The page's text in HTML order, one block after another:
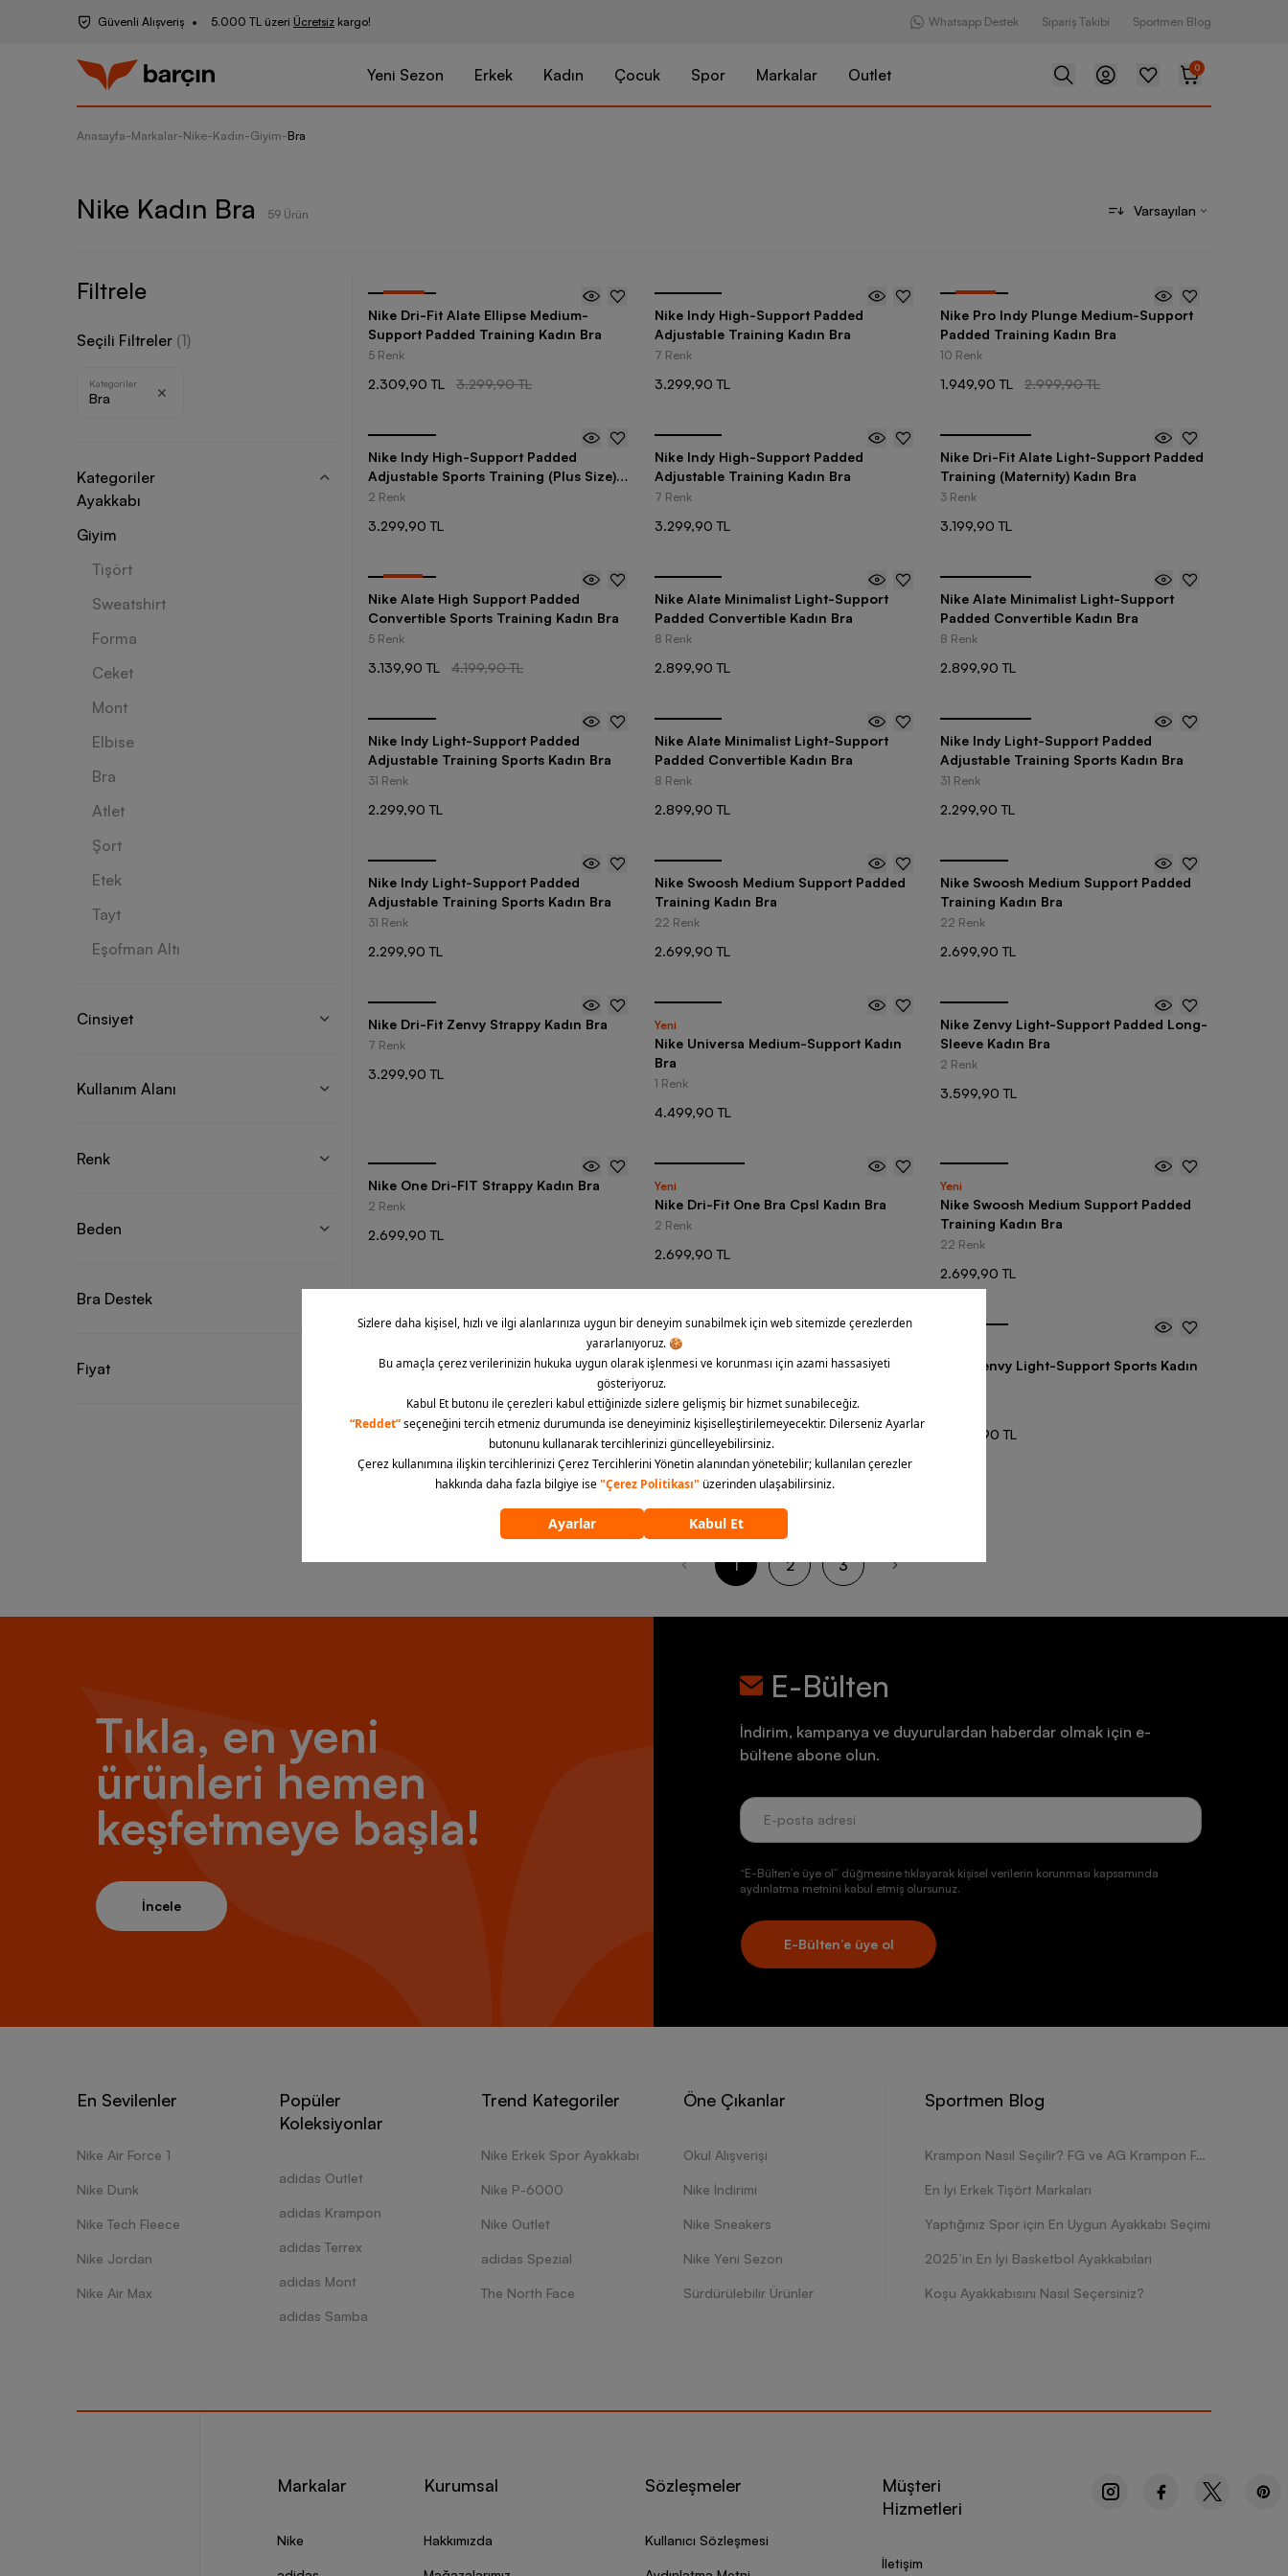
Güvenli Alışveriş 5.000 TL üzeri Ücretsiz kargo! Whatsapp Destek Sipariş Takibi Sportmen Blog
Yeni Sezon Erkek Kadın Çocuk Spor Markalar Outlet 0
Anasayfa-Markalar-Nike-Kadın-Giyim-Bra
Nike Kadın Bra 59 Ürün Varsayılan
Filtrele
Seçili Filtreler (1)
Kategoriler
Bra
Kategoriler
Ayakkabı
Giyim
Tişört
Sweatshirt
Forma
Ceket
Mont
Elbise
Bra
Atlet
Şort
Etek
Tayt
Eşofman Altı
Cinsiyet
Kullanım Alanı
Renk
Beden
Bra Destek
Fiyat
Nike Dri-Fit Alate Ellipse Medium-
Support Padded Training Kadın Bra
5 Renk
2.309,90 TL 3.299,90 TL
Nike Indy High-Support Padded
Adjustable Training Kadın Bra
7 Renk
3.299,90 TL
Nike Pro Indy Plunge Medium-Support
Padded Training Kadın Bra
10 Renk
1.949,90 TL 2.999,90 TL
Nike Indy High-Support Padded
Adjustable Sports Training (Plus Size)
Kadın Bra
2 Renk
3.299,90 TL
Nike Indy High-Support Padded
Adjustable Training Kadın Bra
7 Renk
3.299,90 TL
Nike Dri-Fit Alate Light-Support Padded
Training (Maternity) Kadın Bra
3 Renk
3.199,90 TL
Nike Alate High Support Padded
Convertible Sports Training Kadın Bra
5 Renk
3.139,90 TL 4.199,90 TL
Nike Alate Minimalist Light-Support
Padded Convertible Kadın Bra
8 Renk
2.899,90 TL
Nike Alate Minimalist Light-Support
Padded Convertible Kadın Bra
8 Renk
2.899,90 TL
Nike Indy Light-Support Padded
Adjustable Training Sports Kadın Bra
31 Renk
2.299,90 TL
Nike Alate Minimalist Light-Support
Padded Convertible Kadın Bra
8 Renk
2.899,90 TL
Nike Indy Light-Support Padded
Adjustable Training Sports Kadın Bra
31 Renk
2.299,90 TL
Nike Indy Light-Support Padded
Adjustable Training Sports Kadın Bra
31 Renk
2.299,90 TL
Nike Swoosh Medium Support Padded
Training Kadın Bra
22 Renk
2.699,90 TL
Nike Swoosh Medium Support Padded
Training Kadın Bra
22 Renk
2.699,90 TL
Nike Dri-Fit Zenvy Strappy Kadın Bra
7 Renk
3.299,90 TL
Yeni
Nike Universa Medium-Support Kadın
Bra
1 Renk
4.499,90 TL
Nike Zenvy Light-Support Padded Long-
Sleeve Kadın Bra
2 Renk
3.599,90 TL
Nike One Dri-FIT Strappy Kadın Bra
2 Renk
2.699,90 TL
Yeni
Nike Dri-Fit One Bra Cpsl Kadın Bra
2 Renk
2.699,90 TL
Yeni
Nike Swoosh Medium Support Padded
Training Kadın Bra
22 Renk
2.699,90 TL
Nike Indy Light-Support Padded
Adjustable Training Sports Kadın Bra
31 Renk
2.299,90 TL
Yeni
Nike One Dri-FIT Strappy Kadın Bra
2 Renk
2.699,90 TL
Nike Zenvy Light-Support Sports Kadın
3.599,90 TL
59 üründen 24 ürün görüntüledin
1 2 3
Tıkla, en yeni
ürünleri hemen
keşfetmeye başla!
İncele
E-Bülten
İndirim, kampanya ve duyurulardan haberdar olmak için e-
bültene abone olun.
“E-Bülten’e üye ol” düğmesine tıklayarak kişisel verilerin korunması kapsamında
aydınlatma metnini kabul etmiş olursunuz.
E-Bülten’e üye ol
En Sevilenler
Nike Air Force 1
Nike Dunk
Nike Tech Fleece
Nike Jordan
Nike Air Max
Popüler
Koleksiyonlar
adidas Outlet
adidas Krampon
adidas Terrex
adidas Mont
adidas Samba
Trend Kategoriler
Nike Erkek Spor Ayakkabı
Nike P-6000
Nike Outlet
adidas Spezial
The North Face
Öne Çıkanlar
Okul Alışverişi
Nike İndirimi
Nike Sneakers
Nike Yeni Sezon
Sürdürülebilir Ürünler
Sportmen Blog
Krampon Nasıl Seçilir? FG ve AG Krampon Farkları Nelerdir?
En İyi Erkek Tişört Markaları
Yaptığınız Spor için En Uygun Ayakkabı Seçimi
2025’in En İyi Basketbol Ayakkabıları
Koşu Ayakkabısını Nasıl Seçersiniz?
Markalar
Nike
Kurumsal
Hakkımızda
Sözleşmeler
Kullanıcı Sözleşmesi
Müşteri
Hizmetleri
İletişim